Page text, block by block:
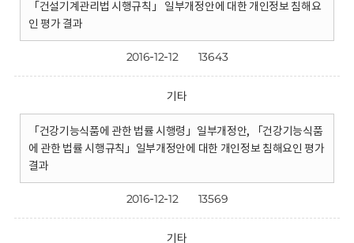
「건설기계관리법 시행규칙」 일부개정안에 대한 개인정보 침해요
인 평가 결과
2016-12-12 13643
기타
「건강기능식품에 관한 법률 시행령」일부개정안, 「건강기능식품
에 관한 법률 시행규칙」일부개정안에 대한 개인정보 침해요인 평가
결과
2016-12-12 13569
기타